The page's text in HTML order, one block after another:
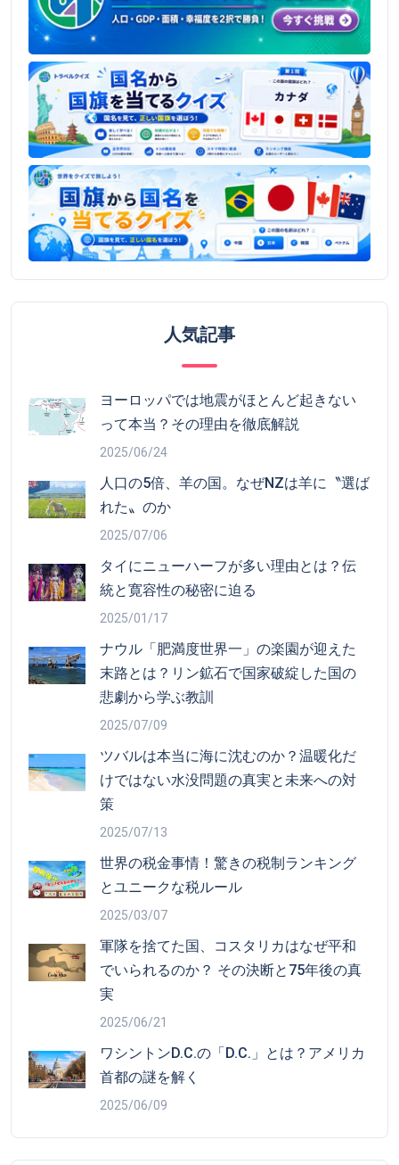
人気記事
ヨーロッパでは地震がほとんど起きない
って本当？その理由を徹底解説
2025/06/24
人口の5倍、羊の国。なぜNZは羊に〝選ば
れた〟のか
2025/07/06
タイにニューハーフが多い理由とは？伝
統と寛容性の秘密に迫る
2025/01/17
ナウル「肥満度世界一」の楽園が迎えた
末路とは？リン鉱石で国家破綻した国の
悲劇から学ぶ教訓
2025/07/09
ツバルは本当に海に沈むのか？温暖化だ
けではない水没問題の真実と未来への対
策
2025/07/13
世界の税金事情！驚きの税制ランキング
とユニークな税ルール
2025/03/07
軍隊を捨てた国、コスタリカはなぜ平和
でいられるのか？ その決断と75年後の真
実
2025/06/21
ワシントンD.C.の「D.C.」とは？アメリカ
首都の謎を解く
2025/06/09